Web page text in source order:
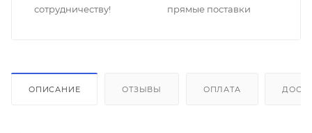
сотрудничеству!
прямые поставки
ОПИСАНИЕ ОТЗЫВЫ ОПЛАТА